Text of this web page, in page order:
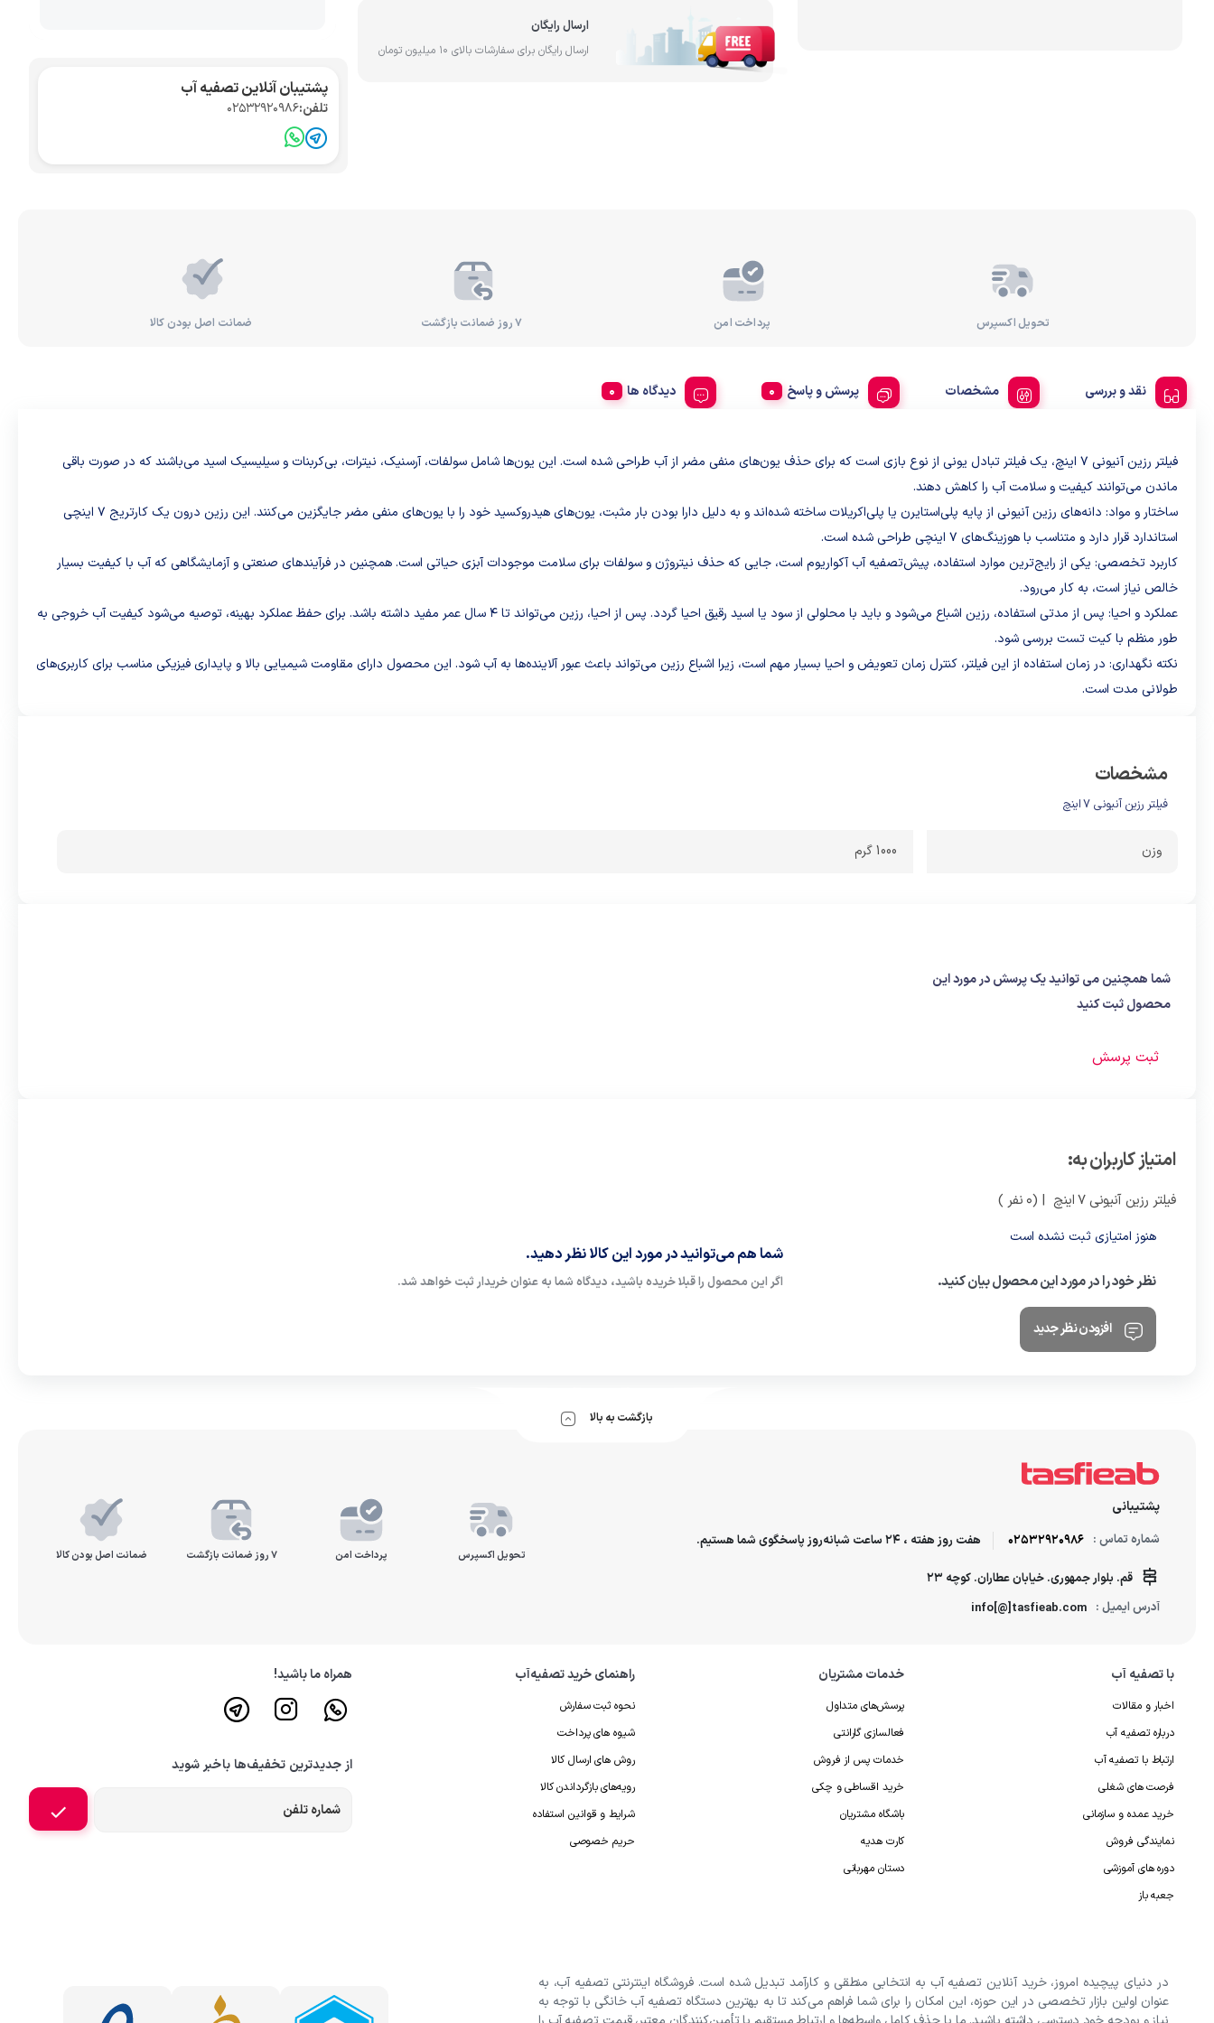
ساخت کشور تایوان ارسال رایگان
ارسال رایگان برای سفارشات بالای 10 میلیون تومان
پشتیبان آنلاین تصفیه آب
تلفن:02532920986
تحویل اکسپرس پرداخت امن ۷ روز ضمانت بازگشت ضمانت اصل بودن کالا
نقد و بررسی مشخصات پرسش و پاسخ دیدگاه ها
فیلتر رزین آنیونی ۷ اینچ، یک فیلتر تبادل یونی از نوع بازی است که برای حذف یون‌های منفی مضر از آب طراحی شده است. این یون‌ها شامل سولفات، آرسنیک، نیترات، بی‌کربنات و سیلیسیک اسید می‌باشند که در صورت باقی
ماندن می‌توانند کیفیت و سلامت آب را کاهش دهند.
ساختار و مواد: دانه‌های رزین آنیونی از پایه پلی‌استایرن یا پلی‌اکریلات ساخته شده‌اند و به دلیل دارا بودن بار مثبت، یون‌های هیدروکسید خود را با یون‌های منفی مضر جایگزین می‌کنند. این رزین درون یک کارتریج ۷ اینچی
استاندارد قرار دارد و متناسب با هوزینگ‌های ۷ اینچی طراحی شده است.
کاربرد تخصصی: یکی از رایج‌ترین موارد استفاده، پیش‌تصفیه آب آکواریوم است، جایی که حذف نیتروژن و سولفات برای سلامت موجودات آبزی حیاتی است. همچنین در فرآیندهای صنعتی و آزمایشگاهی که آب با کیفیت بسیار
خالص نیاز است، به کار می‌رود.
عملکرد و احیا: پس از مدتی استفاده، رزین اشباع می‌شود و باید با محلولی از سود یا اسید رقیق احیا گردد. پس از احیا، رزین می‌تواند تا ۴ سال عمر مفید داشته باشد. برای حفظ عملکرد بهینه، توصیه می‌شود کیفیت آب خروجی به
طور منظم با کیت تست بررسی شود.
نکته نگهداری: در زمان استفاده از این فیلتر، کنترل زمان تعویض و احیا بسیار مهم است، زیرا اشباع رزین می‌تواند باعث عبور آلاینده‌ها به آب شود. این محصول دارای مقاومت شیمیایی بالا و پایداری فیزیکی مناسب برای کاربری‌های
طولانی مدت است.
مشخصات
فیلتر رزین آنیونی 7 اینچ
وزن 1000 گرم
شما همچنین می توانید یک پرسش در مورد این
محصول ثبت کنید
ثبت پرسش
امتیاز کاربران به:
فیلتر رزین آنیونی 7 اینچ | (0 نفر )
هنوز امتیازی ثبت نشده است
نظر خود را در مورد این محصول بیان کنید.
افزودن نظر جدید
شما هم می‌توانید در مورد این کالا نظر دهید.
اگر این محصول را قبلا خریده باشید، دیدگاه شما به عنوان خریدار ثبت خواهد شد.
بازگشت به بالا
پشتیبانی
شماره تماس : 02532920986 هفت روز هفته ، 24 ساعت شبانه‌روز پاسخگوی شما هستیم.
قم. بلوار جمهوری. خیابان عطاران. کوچه 23
آدرس ایمیل : info[@]tasfieab.com
تحویل اکسپرس پرداخت امن ۷ روز ضمانت بازگشت ضمانت اصل بودن کالا
با تصفیه آب
اخبار و مقالات
درباره تصفیه آب
ارتباط با تصفیه آب
فرصت های شغلی
خرید عمده و سازمانی
نمایندگی فروش
دوره های آموزشی
جعبه باز
خدمات مشتریان
پرسش‌های متداول
فعالسازی گارانتی
خدمات پس از فروش
خرید اقساطی و چکی
باشگاه مشتریان
کارت هدیه
دستان مهربانی
راهنمای خرید تصفیه‌آب
نحوه ثبت سفارش
شیوه های پرداخت
روش های ارسال کالا
رویه‌های بازگرداندن کالا
شرایط و قوانین استفاده
حریم خصوصی
همراه ما باشید!
از جدیدترین تخفیف‌ها باخبر شوید
در دنیای پیچیده امروز، خرید آنلاین تصفیه آب به انتخابی منطقی و کارآمد تبدیل شده است. فروشگاه اینترنتی تصفیه آب، به
عنوان اولین بازار تخصصی در این حوزه، این امکان را برای شما فراهم می‌کند تا به بهترین دستگاه تصفیه آب خانگی با توجه به